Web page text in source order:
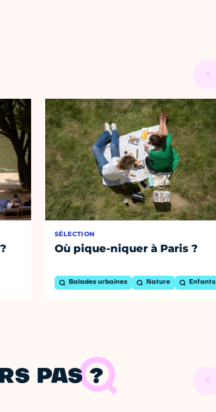
SÉLECTION
Où pique-niquer à Paris ?
Balades urbaines Nature Enfants
PAS ?